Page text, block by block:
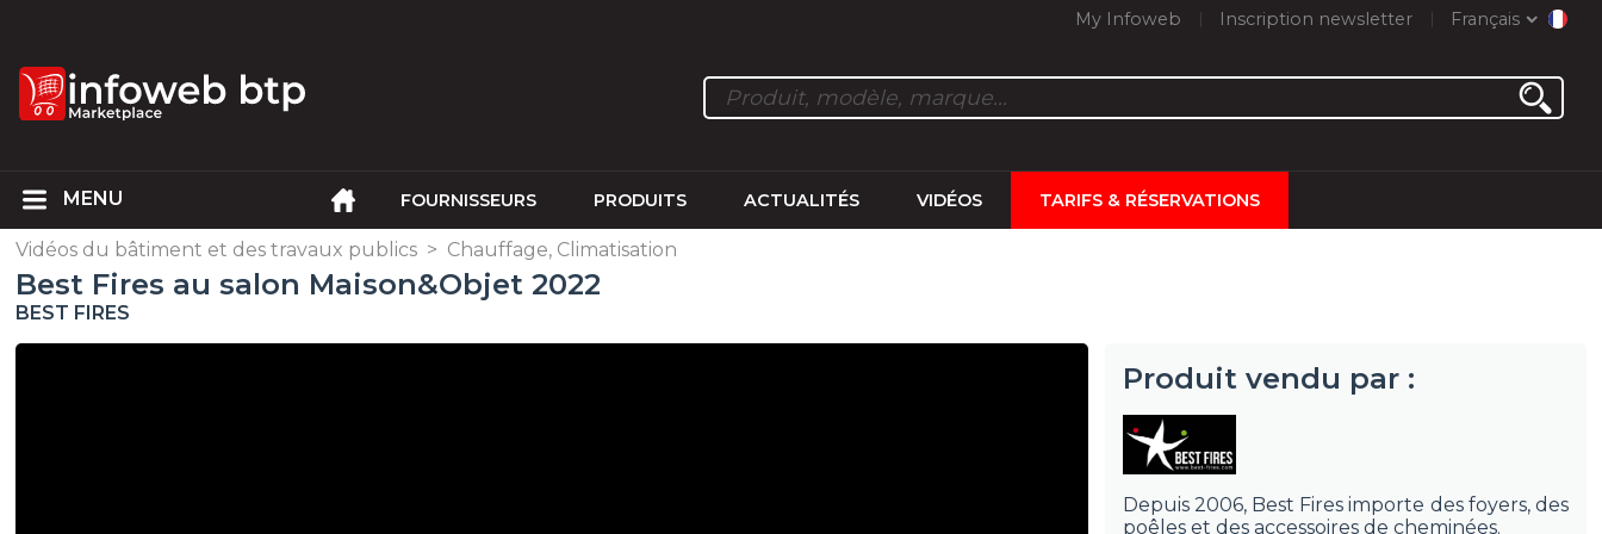
My Infoweb Inscription newsletter Français
FOURNISSEURS PRODUITS ACTUALITÉS VIDÉOS TARIFS & RÉSERVATIONS
Vidéos du bâtiment et des travaux publics > Chauffage, Climatisation
Best Fires au salon Maison&Objet 2022
BEST FIRES
Produit vendu par :
Depuis 2006, Best Fires importe des foyers, des
poêles et des accessoires de cheminées.